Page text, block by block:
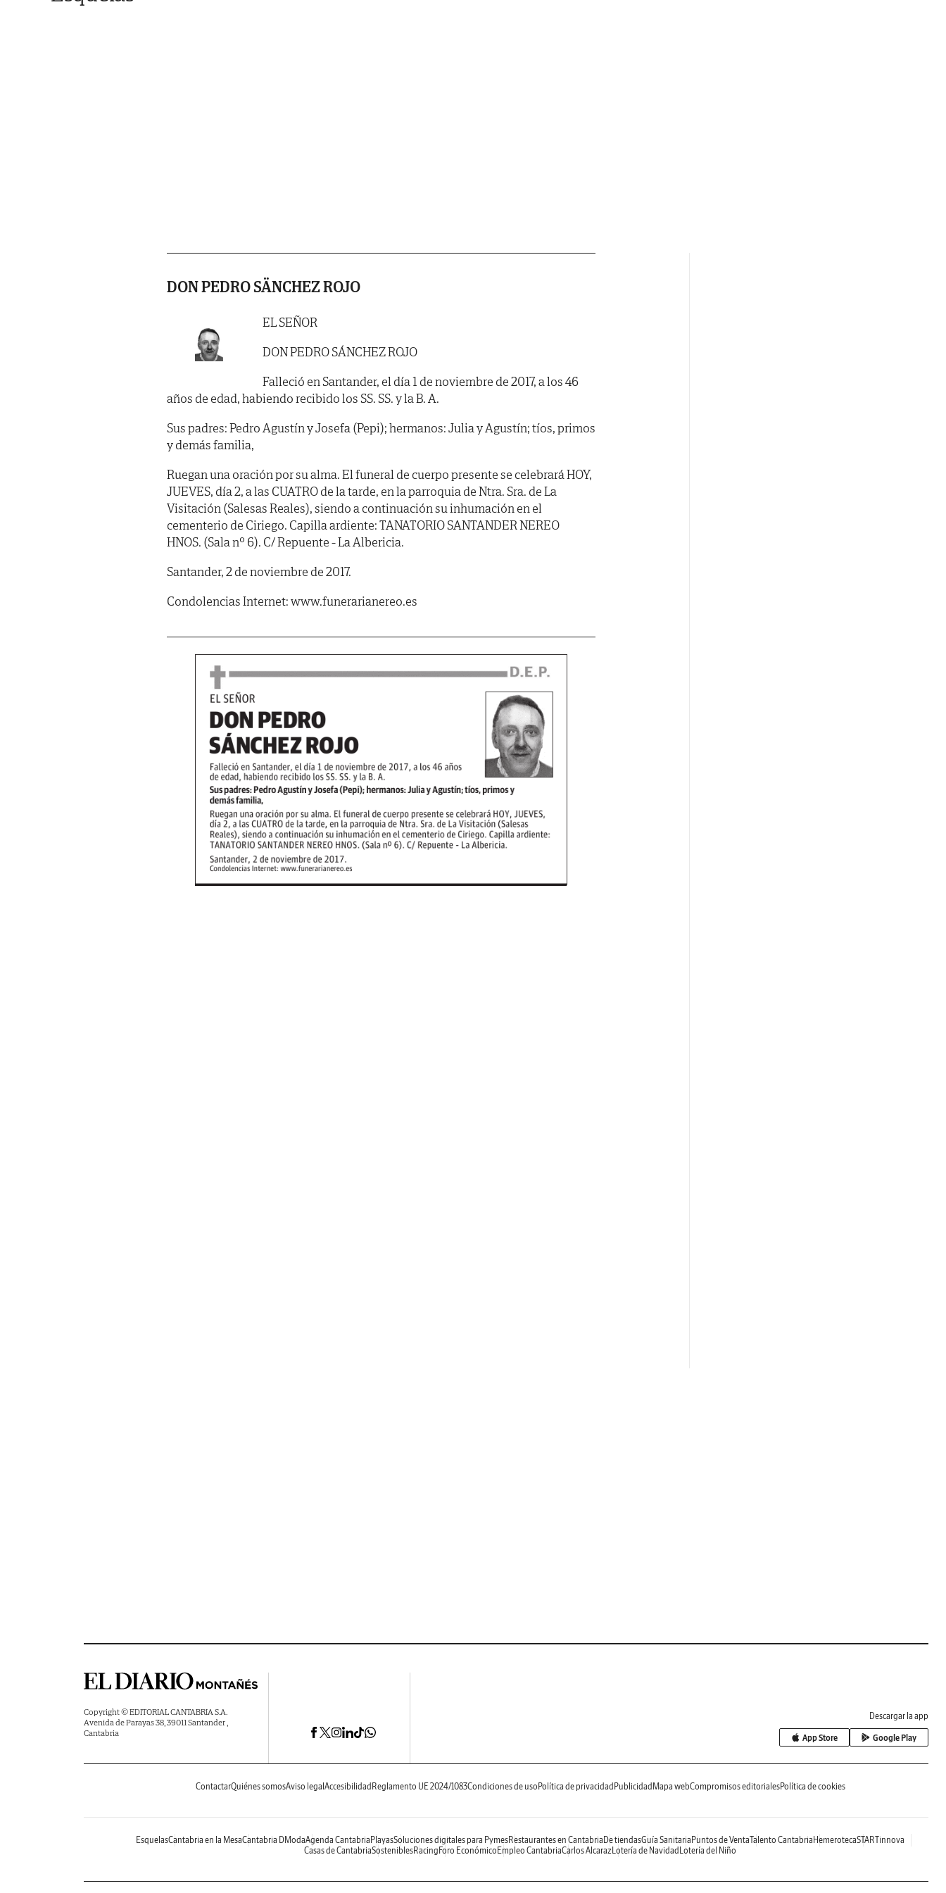
DON PEDRO SÄNCHEZ ROJO
EL SEÑOR
DON PEDRO SÁNCHEZ ROJO
Falleció en Santander, el día 1 de noviembre de 2017, a los 46
años de edad, habiendo recibido los SS. SS. y la B. A.
Sus padres: Pedro Agustín y Josefa (Pepi); hermanos: Julia y Agustín; tíos, primos
y demás familia,
Ruegan una oración por su alma. El funeral de cuerpo presente se celebrará HOY,
JUEVES, día 2, a las CUATRO de la tarde, en la parroquia de Ntra. Sra. de La
Visitación (Salesas Reales), siendo a continuación su inhumación en el
cementerio de Ciriego. Capilla ardiente: TANATORIO SANTANDER NEREO
HNOS. (Sala nº 6). C/ Repuente - La Albericia.
Santander, 2 de noviembre de 2017.
Condolencias Internet: www.funerarianereo.es
Copyright © EDITORIAL CANTABRIA S.A.
Avenida de Parayas 38, 39011 Santander ,
Cantabria
Descargar la app
App Store Google Play
ContactarQuiénes somosAviso legal Accesibilidad Reglamento UE 2024/1083Condiciones de uso Política de privacidad Publicidad Mapa webCompromisos editorialesPolítica de cookies
EsquelasCantabria en la MesaCantabria DModaAgenda Cantabria PlayasSoluciones digitales para PymesRestaurantes en Cantabria De tiendasGuía Sanitaria Puntos de VentaTalento Cantabria HemerotecaSTARTinnova
Casas de CantabriaSosteniblesRacing Foro Económico Empleo CantabriaCarlos AlcarazLotería de Navidad Lotería del Niño